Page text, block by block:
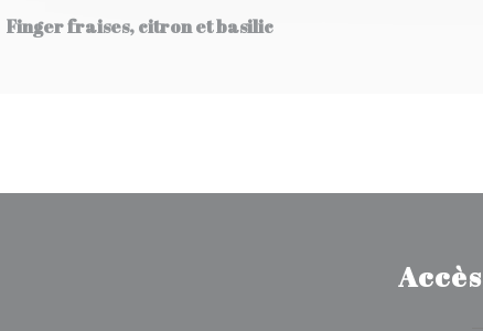
Finger fraises, citron et basilic